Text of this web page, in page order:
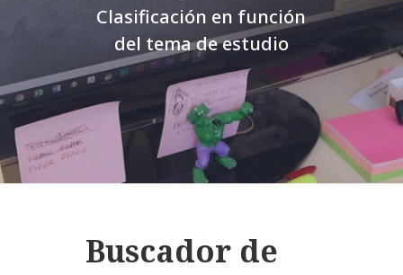
Clasificación en función
del tema de estudio
Buscador de